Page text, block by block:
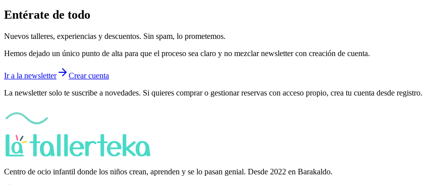
Entérate de todo
Nuevos talleres, experiencias y descuentos. Sin spam, lo prometemos.
Hemos dejado un único punto de alta para que el proceso sea claro y no mezclar newsletter con creación de cuenta.
Ir a la newsletter
Crear cuenta
La newsletter solo te suscribe a novedades. Si quieres comprar o gestionar reservas con acceso propio, crea tu cuenta desde registro.
Centro de ocio infantil donde los niños crean, aprenden y se lo pasan genial. Desde 2022 en Barakaldo.